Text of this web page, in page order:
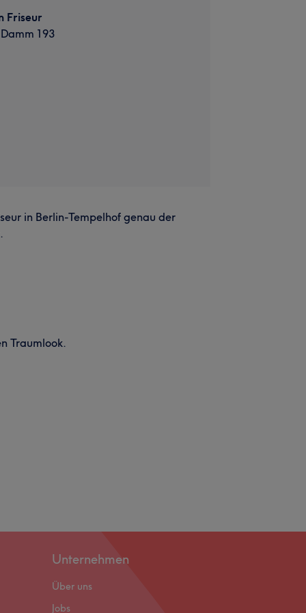
Friseur
193
in Berlin-Tempelhof genau der
Traumlook.
Unternehmen
Über uns
Jobs